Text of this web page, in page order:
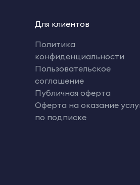
Для клиентов
Политика
конфиденциальности
Пользовательское
соглашение
Публичная оферта
Оферта на оказание
по подписке